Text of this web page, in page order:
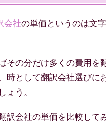
会社の単価というのは文
その分だけ多くの費用を
時として翻訳会社選びに
ょう。
訳会社の単価を比較して